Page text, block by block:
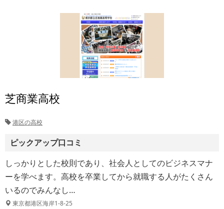
芝商業高校
港区の高校
ピックアップ口コミ
しっかりとした校則であり、社会人としてのビジネスマナ
ーを学べます。高校を卒業してから就職する人がたくさん
いるのでみんなし…
東京都港区海岸1-8-25